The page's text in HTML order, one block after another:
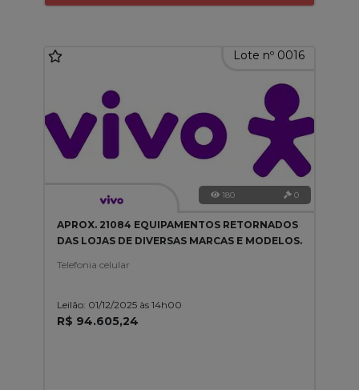
Lote nº 0016
180 0
APROX. 21084 EQUIPAMENTOS RETORNADOS
DAS LOJAS DE DIVERSAS MARCAS E MODELOS.
Telefonia celular
Leilão: 01/12/2025 às 14h00
R$ 94.605,24